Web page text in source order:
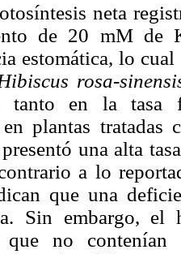
neta
de 20 mM de
estomática, lo
rosa-
tanto en la tasa
en plantas
una alta
a lo
que una
Sin embargo,
que no